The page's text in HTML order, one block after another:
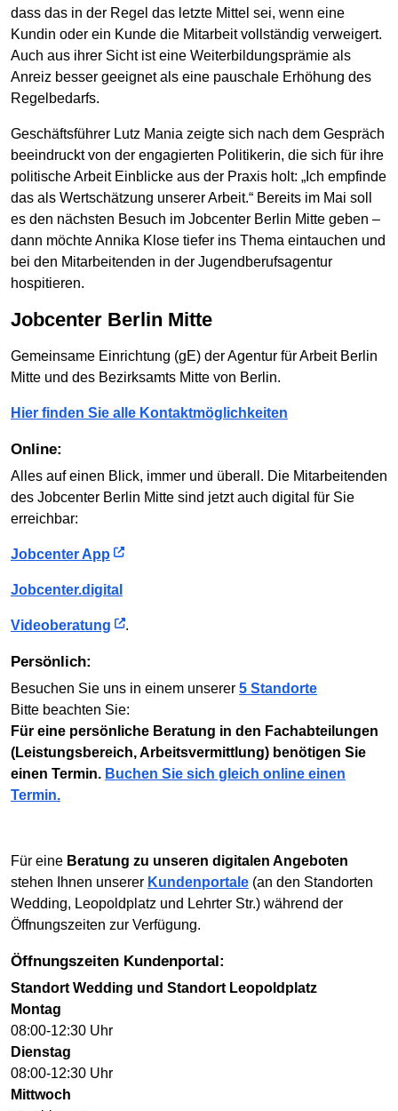
dass das in der Regel das letzte Mittel sei, wenn eine
Kundin oder ein Kunde die Mitarbeit vollständig verweigert.
Auch aus ihrer Sicht ist eine Weiterbildungsprämie als
Anreiz besser geeignet als eine pauschale Erhöhung des
Regelbedarfs.
Geschäftsführer Lutz Mania zeigte sich nach dem Gespräch
beeindruckt von der engagierten Politikerin, die sich für ihre
politische Arbeit Einblicke aus der Praxis holt: „Ich empfinde
das als Wertschätzung unserer Arbeit.“ Bereits im Mai soll
es den nächsten Besuch im Jobcenter Berlin Mitte geben –
dann möchte Annika Klose tiefer ins Thema eintauchen und
bei den Mitarbeitenden in der Jugendberufsagentur
hospitieren.
Jobcenter Berlin Mitte
Gemeinsame Einrichtung (gE) der Agentur für Arbeit Berlin
Mitte und des Bezirksamts Mitte von Berlin.
Hier finden Sie alle Kontaktmöglichkeiten
Online:
Alles auf einen Blick, immer und überall. Die Mitarbeitenden
des Jobcenter Berlin Mitte sind jetzt auch digital für Sie
erreichbar:
Jobcenter App
Jobcenter.digital
Videoberatung .
Persönlich:
Besuchen Sie uns in einem unserer 5 Standorte
Bitte beachten Sie:
Für eine persönliche Beratung in den Fachabteilungen
(Leistungsbereich, Arbeitsvermittlung) benötigen Sie
einen Termin. Buchen Sie sich gleich online einen
Termin.
Für eine Beratung zu unseren digitalen Angeboten
stehen Ihnen unserer Kundenportale (an den Standorten
Wedding, Leopoldplatz und Lehrter Str.) während der
Öffnungszeiten zur Verfügung.
Öffnungszeiten Kundenportal:
Standort Wedding und Standort Leopoldplatz
Montag
08:00-12:30 Uhr
Dienstag
08:00-12:30 Uhr
Mittwoch